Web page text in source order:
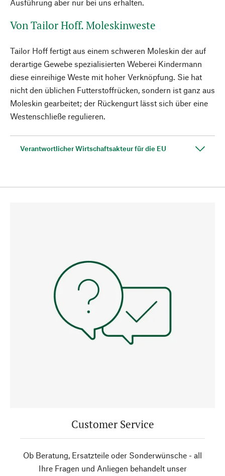
Ausführung aber nur bei uns erhalten.
Von Tailor Hoff. Moleskinweste
Tailor Hoff fertigt aus einem schweren Moleskin der auf
derartige Gewebe spezialisierten Weberei Kindermann
diese einreihige Weste mit hoher Verknöpfung. Sie hat
nicht den üblichen Futterstoffrücken, sondern ist ganz aus
Moleskin gearbeitet; der Rückengurt lässt sich über eine
Westenschließe regulieren.
Verantwortlicher Wirtschaftsakteur für die EU
Customer Service
Ob Beratung, Ersatzteile oder Sonderwünsche - all
Ihre Fragen und Anliegen behandelt unser